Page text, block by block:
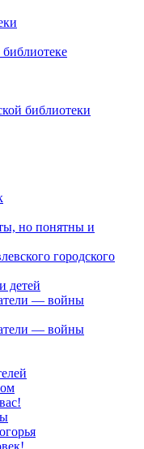
библиотеки
но понятны и
городского
детей
— войны
— войны